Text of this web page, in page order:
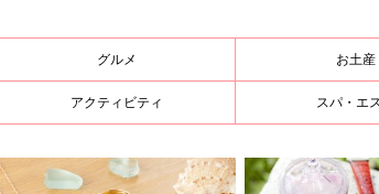
グルメ お土産
アクティビティ スパ・エ